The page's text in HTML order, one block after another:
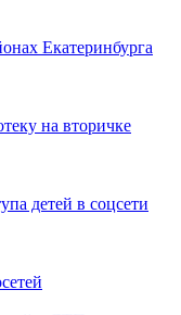
Екатеринбурга
на вторичке
детей в соцсети